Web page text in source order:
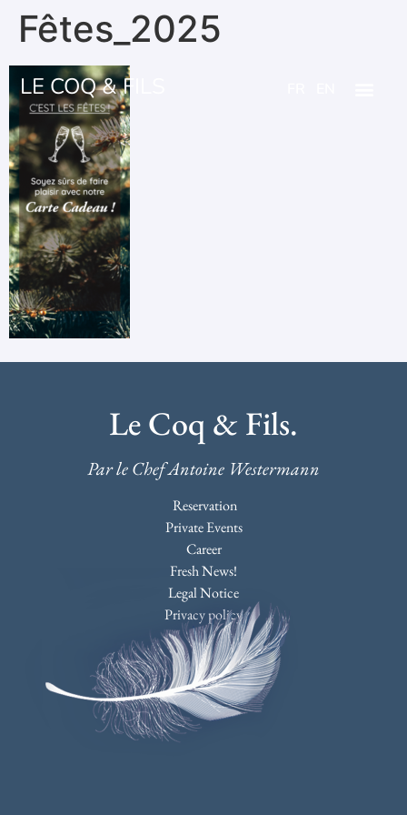
LE COQ & FILS
Fêtes_2025
Le Coq & Fils.
Par le Chef Antoine Westermann
Reservation
Private Events
Career
Fresh News!
Legal Notice
Privacy policy